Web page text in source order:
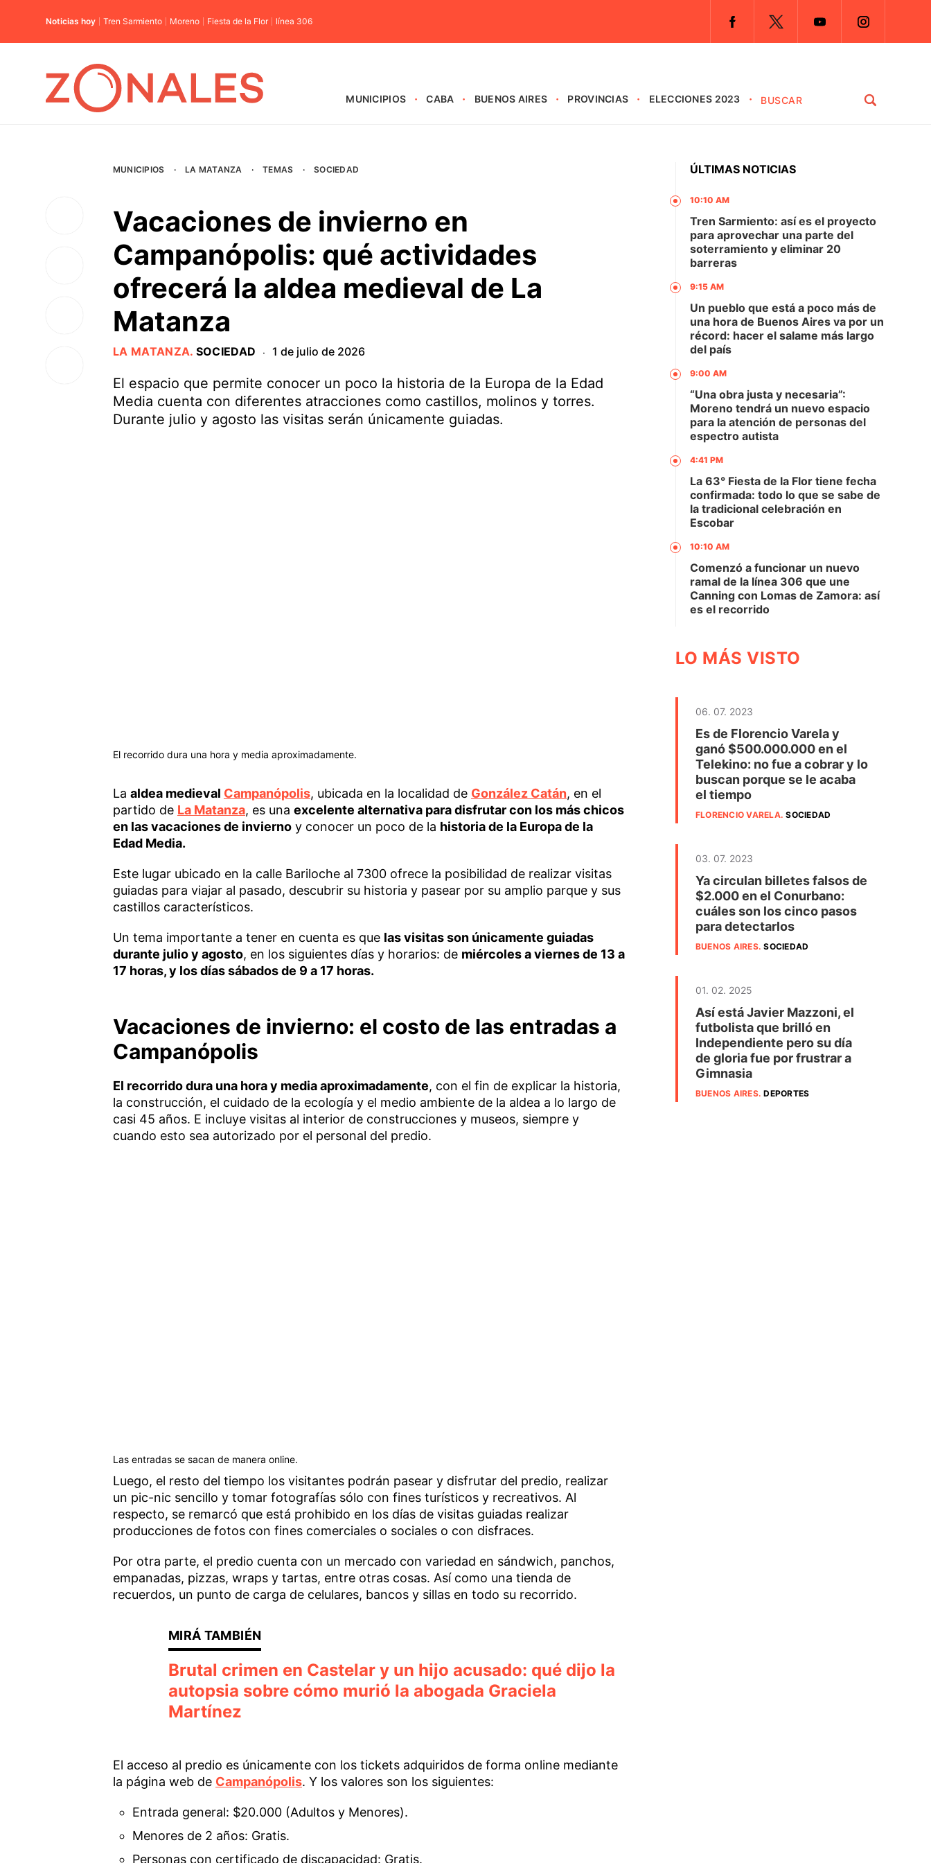
Noticias hoy Tren Sarmiento Moreno Fiesta de la Flor línea 306
MUNICIPIOS CABA BUENOS AIRES PROVINCIAS ELECCIONES 2023
MUNICIPIOS · LA MATANZA · TEMAS · SOCIEDAD
Vacaciones de invierno en
Campanópolis: qué actividades
ofrecerá la aldea medieval de La
Matanza
LA MATANZA. SOCIEDAD · 1 de julio de 2026
El espacio que permite conocer un poco la historia de la Europa de la Edad
Media cuenta con diferentes atracciones como castillos, molinos y torres.
Durante julio y agosto las visitas serán únicamente guiadas.
El recorrido dura una hora y media aproximadamente.
La aldea medieval Campanópolis, ubicada en la localidad de González Catán, en el
partido de La Matanza, es una excelente alternativa para disfrutar con los más chicos
en las vacaciones de inviernoy conocer un poco de la historia de la Europa de la
Edad Media.
Este lugar ubicado en la calle Bariloche al 7300 ofrece la posibilidad de realizar visitas
guiadas para viajar al pasado, descubrir su historia y pasear por su amplio parque y sus
castillos característicos.
Un tema importante a tener en cuenta es que las visitas son únicamente guiadas
durante julio y agosto, en los siguientes días y horarios: de miércoles a viernes de 13 a
17 horas, y los días sábados de 9 a 17 horas.
Vacaciones de invierno: el costo de las entradas a
Campanópolis
El recorrido dura una hora y media aproximadamente, con el fin de explicar la historia,
la construcción, el cuidado de la ecología y el medio ambiente de la aldea a lo largo de
casi 45 años. E incluye visitas al interior de construcciones y museos, siempre y
cuando esto sea autorizado por el personal del predio.
Las entradas se sacan de manera online.
Luego, el resto del tiempo los visitantes podrán pasear y disfrutar del predio, realizar
un pic-nic sencillo y tomar fotografías sólo con fines turísticos y recreativos. Al
respecto, se remarcó que está prohibido en los días de visitas guiadas realizar
producciones de fotos con fines comerciales o sociales o con disfraces.
Por otra parte, el predio cuenta con un mercado con variedad en sándwich, panchos,
empanadas, pizzas, wraps y tartas, entre otras cosas. Así como una tienda de
recuerdos, un punto de carga de celulares, bancos y sillas en todo su recorrido.
Brutal crimen en Castelar y un hijo acusado: qué dijo la
autopsia sobre cómo murió la abogada Graciela
Martínez
El acceso al predio es únicamente con los tickets adquiridos de forma online mediante
la página web de Campanópolis. Y los valores son los siguientes:
Entrada general: $20.000 (Adultos y Menores).
Menores de 2 años: Gratis.
Personas con certificado de discapacidad: Gratis.
ÚLTIMAS NOTICIAS
10:10 AM
Tren Sarmiento: así es el proyecto
para aprovechar una parte del
soterramiento y eliminar 20
barreras
9:15 AM
Un pueblo que está a poco más de
una hora de Buenos Aires va por un
récord: hacer el salame más largo
del país
9:00 AM
“Una obra justa y necesaria”:
Moreno tendrá un nuevo espacio
para la atención de personas del
espectro autista
4:41 PM
La 63° Fiesta de la Flor tiene fecha
confirmada: todo lo que se sabe de
la tradicional celebración en
Escobar
10:10 AM
Comenzó a funcionar un nuevo
ramal de la línea 306 que une
Canning con Lomas de Zamora: así
es el recorrido
LO MÁS VISTO
06. 07. 2023
Es de Florencio Varela y
ganó $500.000.000 en el
Telekino: no fue a cobrar y lo
buscan porque se le acaba
el tiempo
FLORENCIO VARELA.SOCIEDAD
03. 07. 2023
Ya circulan billetes falsos de
$2.000 en el Conurbano:
cuáles son los cinco pasos
para detectarlos
BUENOS AIRES.SOCIEDAD
01. 02. 2025
Así está Javier Mazzoni, el
futbolista que brilló en
Independiente pero su día
de gloria fue por frustrar a
Gimnasia
BUENOS AIRES.DEPORTES